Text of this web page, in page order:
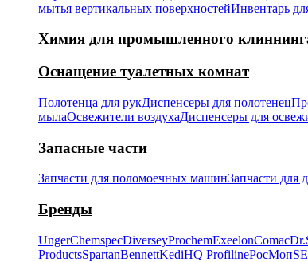
мытья вертикальных поверхностейИнвентарь
Химия для промышленного
Оснащение туалетных комнат
Полотенца для рукДиспенсеры для полотенец
мылаОсвежители воздухаДиспенсеры для
Запасные части
Запчасти для поломоечных машинЗапчасти для
Бренды
UngerChemspecDiverseyProchemExeelonComac
ProductsSpartanBennettKediHQ ProfilineРосМоп